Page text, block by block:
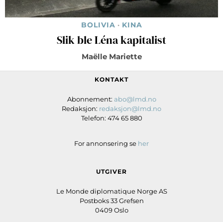
BOLIVIA · KINA
Slik ble Léna kapitalist
Maëlle Mariette
KONTAKT
Abonnement: abo@lmd.no
Redaksjon: redaksjon@lmd.no
Telefon: 474 65 880
For annonsering se her
UTGIVER
Le Monde diplomatique Norge AS
Postboks 33 Grefsen
0409 Oslo